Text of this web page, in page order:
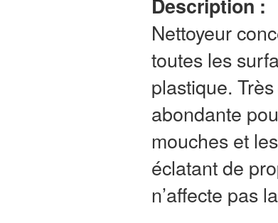
Description :
Nettoyeur
toutes les
plastique.
abondante
mouches et
éclatant de
n’affecte pas